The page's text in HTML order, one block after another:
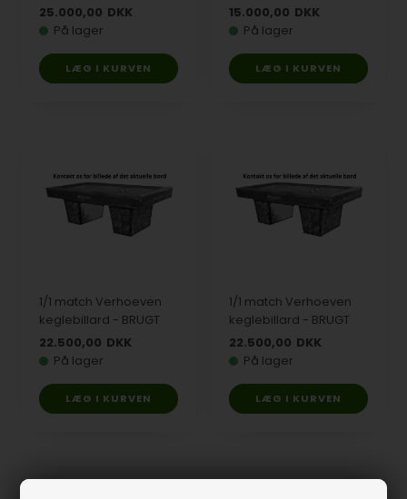
25.000,00 DKK
På lager
15.000,00 DKK
På lager
1/1 match Verhoeven
keglebillard - BRUGT
22.500,00 DKK
På lager
1/1 match Verhoeven
keglebillard - BRUGT
22.500,00 DKK
På lager